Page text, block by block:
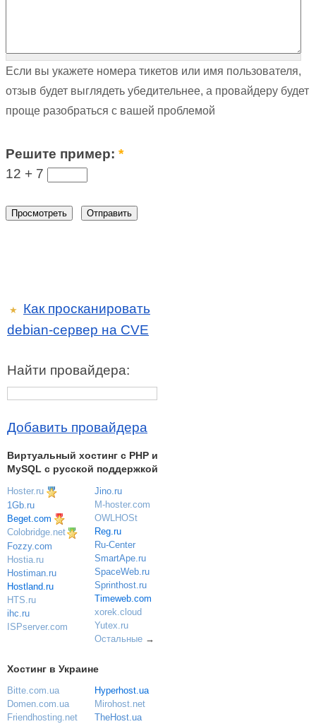
Если вы укажете номера тикетов или имя пользователя,
отзыв будет выглядеть убедительнее, а провайдеру будет
проще разобраться с вашей проблемой
Решите пример:*
12 + 7
★
Как просканировать
debian-сервер на CVE
Найти провайдера:
Добавить провайдера
Виртуальный хостинг c PHP и
MySQL с русской поддержкой
Hoster.ru
1Gb.ru
Beget.com
Colobridge.net
Fozzy.com
Hostia.ru
Hostiman.ru
Hostland.ru
HTS.ru
ihc.ru
ISPserver.com
Jino.ru
M-hoster.com
OWLHOSt
Reg.ru
Ru-Center
SmartApe.ru
SpaceWeb.ru
Sprinthost.ru
Timeweb.com
xorek.cloud
Yutex.ru
Остальные→
Хостинг в Украине
Bitte.com.ua
Domen.com.ua
Friendhosting.net
Hyperhost.ua
Mirohost.net
TheHost.ua